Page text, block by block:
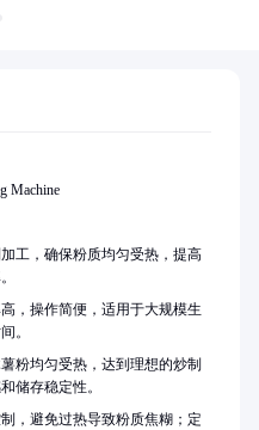
Machine
工，确保粉质均匀受热，提高
，操作简便，适用于大规模生
。
粉均匀受热，达到理想的炒制
储存稳定性。
，避免过热导致粉质焦糊；定